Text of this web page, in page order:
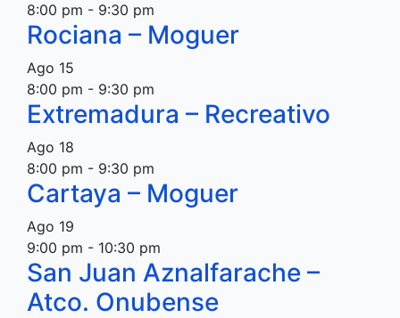
8:00 pm - 9:30 pm
Rociana – Moguer
Ago 15
8:00 pm - 9:30 pm
Extremadura – Recreativo
Ago 18
8:00 pm - 9:30 pm
Cartaya – Moguer
Ago 19
9:00 pm - 10:30 pm
San Juan Aznalfarache –
Atco. Onubense